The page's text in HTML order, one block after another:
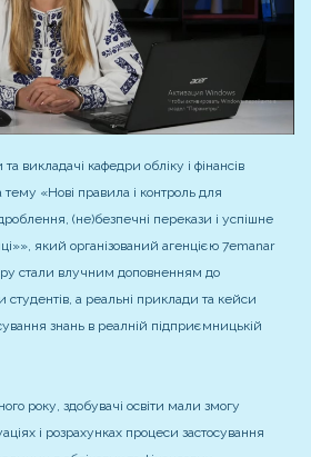
викладачі кафедри обліку і фінансів
«Нові правила і контроль для
(не)безпечні перекази і успішне
який організований агенцією 7emanar
стали влучним доповненням до
студентів, а реальні приклади та кейси
знань в реалній підприємницькій
року, здобувачі освіти мали змогу
і розрахунках процеси застосування